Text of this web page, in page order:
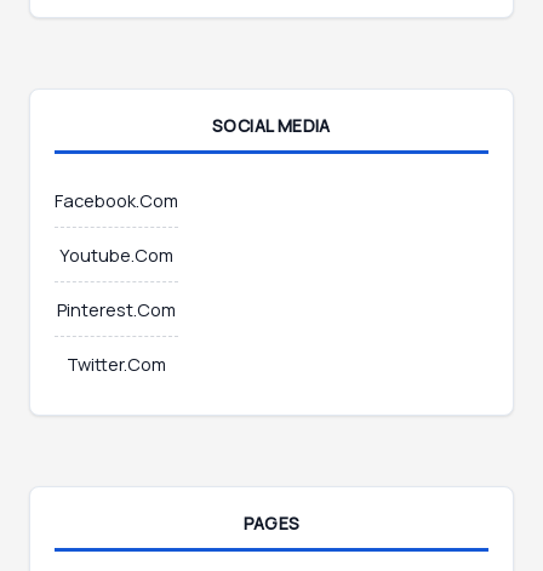
SOCIAL MEDIA
Facebook.Com
Youtube.Com
Pinterest.Com
Twitter.Com
PAGES